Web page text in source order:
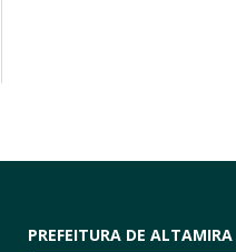
PREFEITURA DE ALTAMIRA